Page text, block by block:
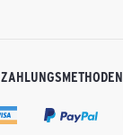
ZAHLUNGSMETHODEN